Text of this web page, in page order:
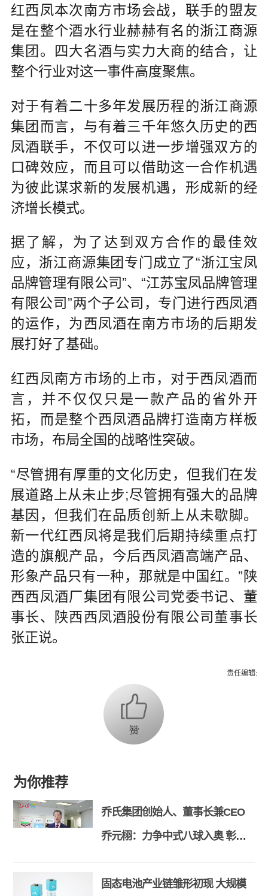
红西凤本次南方市场会战，联手的盟友
是在整个酒水行业赫赫有名的浙江商源
集团。四大名酒与实力大商的结合，让
整个行业对这一事件高度聚焦。
对于有着二十多年发展历程的浙江商源
集团而言，与有着三千年悠久历史的西
凤酒联手，不仅可以进一步增强双方的
口碑效应，而且可以借助这一合作机遇
为彼此谋求新的发展机遇，形成新的经
济增长模式。
据了解，为了达到双方合作的最佳效
应，浙江商源集团专门成立了“浙江宝凤
品牌管理有限公司”、“江苏宝凤品牌管理
有限公司”两个子公司，专门进行西凤酒
的运作，为西凤酒在南方市场的后期发
展打好了基础。
红西凤南方市场的上市，对于西凤酒而
言，并不仅仅只是一款产品的省外开
拓，而是整个西凤酒品牌打造南方样板
市场，布局全国的战略性突破。
“尽管拥有厚重的文化历史，但我们在发
展道路上从未止步;尽管拥有强大的品牌
基因，但我们在品质创新上从未歇脚。
新一代红西凤将是我们后期持续重点打
造的旗舰产品，今后西凤酒高端产品、
形象产品只有一种，那就是中国红。”陕
西西凤酒厂集团有限公司党委书记、董
事长、陕西西凤酒股份有限公司董事长
张正说。
责任编辑:
为你推荐
乔氏集团创始人、董事长兼CEO
乔元栩：力争中式八球入奥 彰显
和合共生精神
固态电池产业链雏形初现 大规模